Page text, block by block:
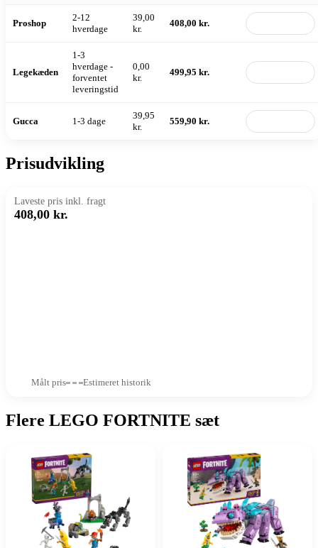
Proshop
2-12
hverdage
39,00
kr.
408,00 kr.
Legekæden
1-3
hverdage -
forventet
leveringstid
0,00
kr.
499,95 kr.
Gucca 1-3 dage
39,95
kr.
559,90 kr.
Prisudvikling
Laveste pris inkl. fragt
408,00 kr.
Målt pris Estimeret historik
Flere LEGO FORTNITE sæt